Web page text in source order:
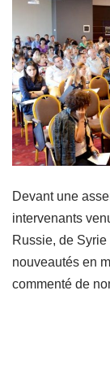
Devant une
intervenants
Russie, de Syrie
nouveautés en
commenté de